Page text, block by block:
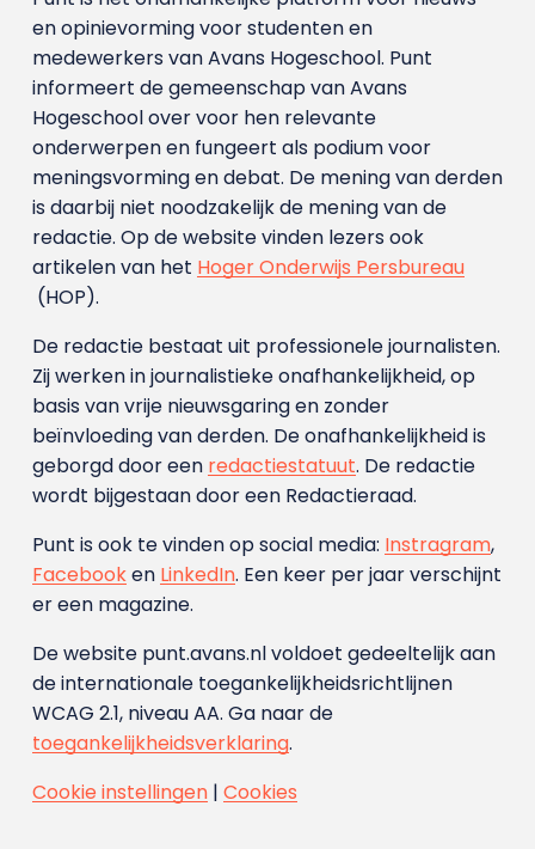
en opinievorming voor studenten en
medewerkers van Avans Hoge­school. Punt
informeert de gemeenschap van Avans
Hogeschool over voor hen relevante
onderwerpen en fungeert als podium voor
meningsvorming en debat. De mening van derden
is daarbij niet noodzakelijk de mening van de
redactie. Op de website vinden lezers ook
artikelen van het Hoger Onderwijs Persbureau
(HOP).
De redactie bestaat uit professionele journalisten.
Zij werken in journalistieke onafhankelijkheid, op
basis van vrije nieuwsgaring en zonder
beïnvloeding van derden. De onafhankelijkheid is
geborgd door een redactiestatuut. De redactie
wordt bijgestaan door een Redactieraad.
Punt is ook te vinden op social media: Instragram,
Facebooken LinkedIn. Een keer per jaar verschijnt
er een magazine.
De website punt.avans.nl voldoet gedeeltelijk aan
de internationale toegankelijkheidsrichtlijnen
WCAG 2.1, niveau AA. Ga naar de
toegankelijkheidsverklaring.
Cookie instellingen| Cookies